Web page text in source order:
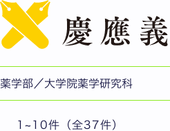
薬学部／大学院薬学研究科
芝共立キャンパスライフ一覧
1~10件（全37件）